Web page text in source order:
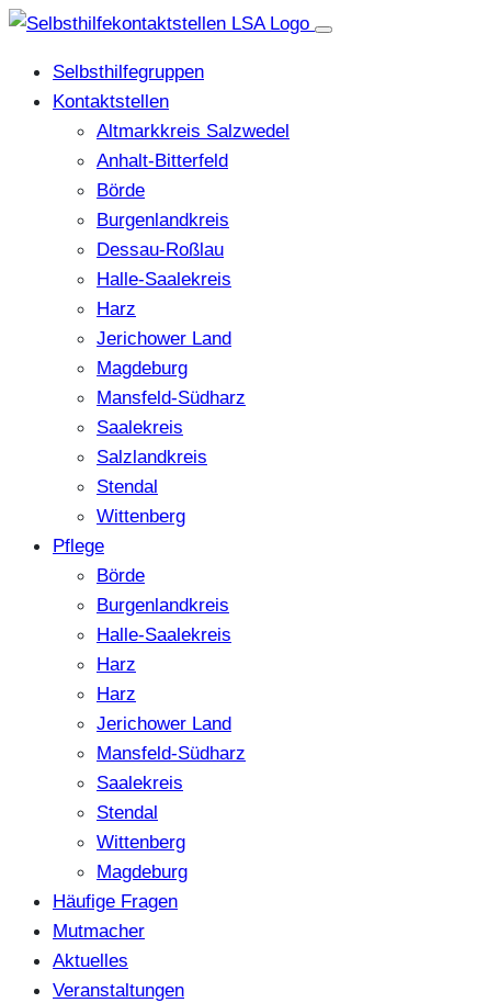
Selbsthilfegruppen
Kontaktstellen
Altmarkkreis Salzwedel
Anhalt-Bitterfeld
Börde
Burgenlandkreis
Dessau-Roßlau
Halle-Saalekreis
Harz
Jerichower Land
Magdeburg
Mansfeld-Südharz
Saalekreis
Salzlandkreis
Stendal
Wittenberg
Pflege
Börde
Burgenlandkreis
Halle-Saalekreis
Harz
Harz
Jerichower Land
Mansfeld-Südharz
Saalekreis
Stendal
Wittenberg
Magdeburg
Häufige Fragen
Mutmacher
Aktuelles
Veranstaltungen